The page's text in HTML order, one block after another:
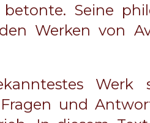
Seine
Werken von
Werk
und